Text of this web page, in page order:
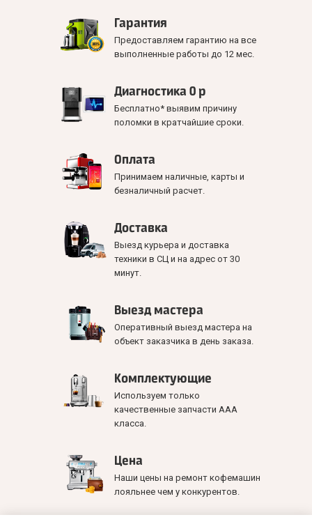
Гарантия
Предоставляем гарантию на все
выполненные работы до 12 мес.
Диагностика 0 р
Бесплатно* выявим причину
поломки в кратчайшие сроки.
Оплата
Принимаем наличные, карты и
безналичный расчет.
Доставка
Выезд курьера и доставка
техники в СЦ и на адрес от 30
минут.
Выезд мастера
Оперативный выезд мастера на
объект заказчика в день заказа.
Комплектующие
Используем только
качественные запчасти ААА
класса.
Цена
Наши цены на ремонт кофемашин
лояльнее чем у конкурентов.